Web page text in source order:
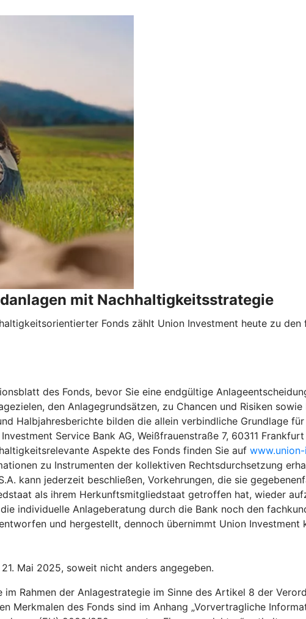
mit Nachhaltigkeitsstrategie
Fonds zählt Union Investment heute zu
des Fonds, bevor Sie eine endgültige
den Anlagegrundsätzen, zu Chancen und Risiken
Halbjahresberichte bilden die allein verbindliche Grundlage
Service Bank AG, Weißfrauenstraße 7, 60311
Aspekte des Fonds finden Sie auf
zu Instrumenten der kollektiven Rechtsdurchsetzung
kann jederzeit beschließen, Vorkehrungen, die sie
als ihrem Herkunftsmitgliedstaat getroffen hat, wieder
individuelle Anlageberatung durch die Bank noch den
und hergestellt, dennoch übernimmt Union
Mai 2025, soweit nicht anders angegeben.
Rahmen der Anlagestrategie im Sinne des Artikel 8 der
Merkmalen des Fonds sind im Anhang „Vorvertragliche